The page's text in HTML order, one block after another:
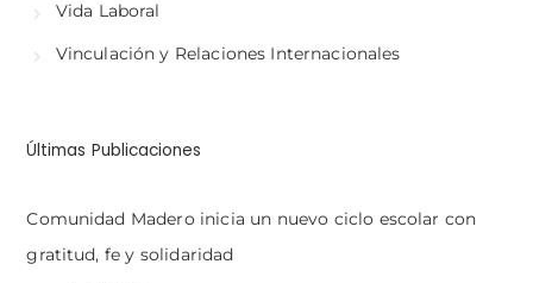
Vida Laboral
Vinculación y Relaciones Internacionales
Últimas Publicaciones
Comunidad Madero inicia un nuevo ciclo escolar con
gratitud, fe y solidaridad